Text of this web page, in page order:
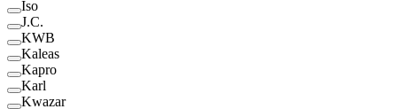
Iso
J.C.
KWB
Kaleas
Kapro
Karl
Kwazar